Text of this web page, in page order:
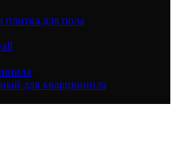
для пола
для кварцвинила